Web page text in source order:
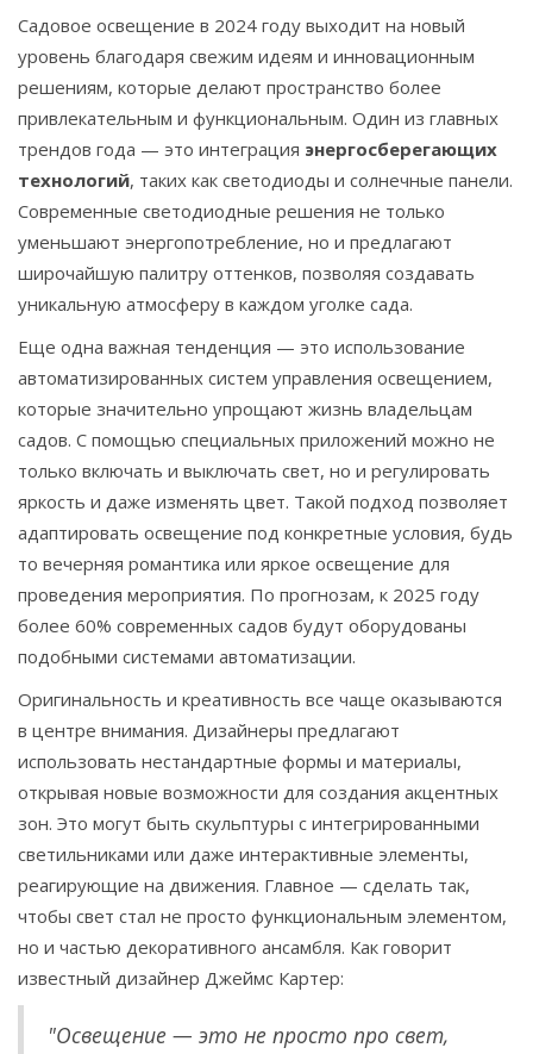
Садовое освещение в 2024 году выходит на новый
уровень благодаря свежим идеям и инновационным
решениям, которые делают пространство более
привлекательным и функциональным. Один из главных
трендов года — это интеграция энергосберегающих
технологий, таких как светодиоды и солнечные панели.
Современные светодиодные решения не только
уменьшают энергопотребление, но и предлагают
широчайшую палитру оттенков, позволяя создавать
уникальную атмосферу в каждом уголке сада.
Еще одна важная тенденция — это использование
автоматизированных систем управления освещением,
которые значительно упрощают жизнь владельцам
садов. С помощью специальных приложений можно не
только включать и выключать свет, но и регулировать
яркость и даже изменять цвет. Такой подход позволяет
адаптировать освещение под конкретные условия, будь
то вечерняя романтика или яркое освещение для
проведения мероприятия. По прогнозам, к 2025 году
более 60% современных садов будут оборудованы
подобными системами автоматизации.
Оригинальность и креативность все чаще оказываются
в центре внимания. Дизайнеры предлагают
использовать нестандартные формы и материалы,
открывая новые возможности для создания акцентных
зон. Это могут быть скульптуры с интегрированными
светильниками или даже интерактивные элементы,
реагирующие на движения. Главное — сделать так,
чтобы свет стал не просто функциональным элементом,
но и частью декоративного ансамбля. Как говорит
известный дизайнер Джеймс Картер:
"Освещение — это не просто про свет,